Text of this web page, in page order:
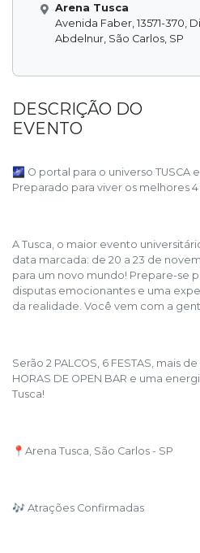
Arena Tusca
Avenida Faber, 13571-370,
Abdelnur, São Carlos, SP
DESCRIÇÃO DO
EVENTO
🌌 O portal para o universo
Preparado para viver os melhores 4
A Tusca, o maior evento
data marcada: de 20 a 23 de
para um novo mundo! Prepare-se
disputas emocionantes e uma
da realidade. Você vem com a
Serão 2 PALCOS, 6 FESTAS, mais
HORAS DE OPEN BAR e uma
Tusca!
📍Arena Tusca, São Carlos - SP
🎶 Atrações Confirmadas